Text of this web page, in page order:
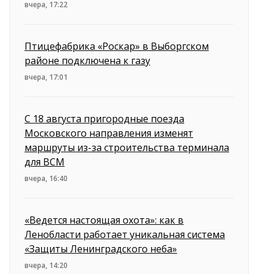
вчера, 17:22
Птицефабрика «Роскар» в Выборгском
районе подключена к газу
вчера, 17:01
С 18 августа пригородные поезда
Московского направления изменят
маршруты из-за строительства терминала
для ВСМ
вчера, 16:40
«Ведется настоящая охота»: как в
Ленобласти работает уникальная система
«Защиты Ленинградского неба»
вчера, 14:20